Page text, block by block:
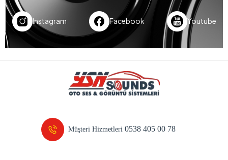
Instagram Facebook Youtube
Müşteri Hizmetleri0538 405 00 78